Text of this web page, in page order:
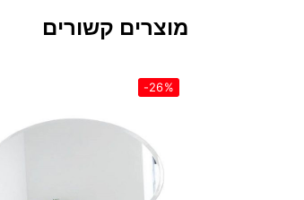
מוצרים קשורים
-26%